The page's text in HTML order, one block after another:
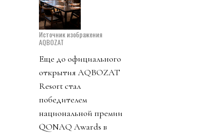
Источник изображения
AQBOZAT
Еще до официального
открытия AQBOZAT
Resort стал
победителем
национальной премии
QONAQ Awards в